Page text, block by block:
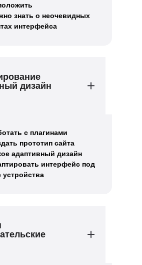
знать о неочевидных
интерфейса
дизайн
с плагинами
прототип сайта
адаптивный дизайн
интерфейс под
устройства